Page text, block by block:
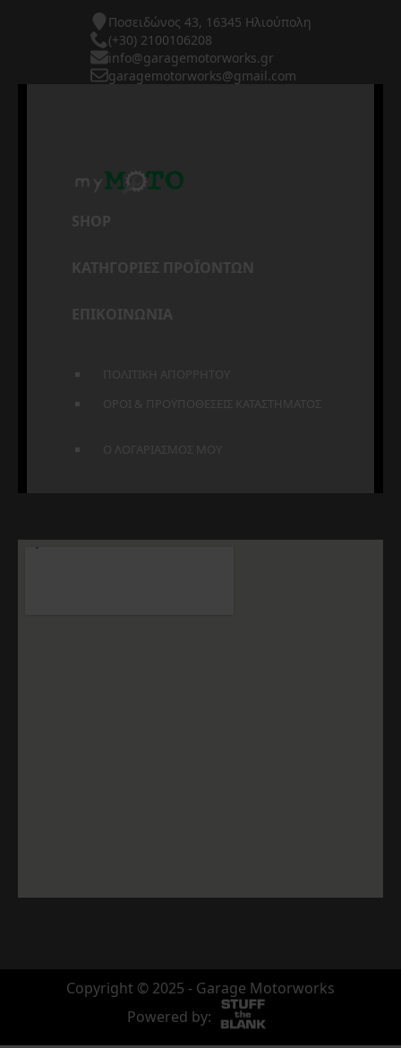
Ποσειδώνος 43, 16345 Ηλιούπολη
(+30) 2100106208
info@garagemotorworks.gr
garagemotorworks@gmail.com
SHOP
ΚΑΤΗΓΟΡΙΕΣ ΠΡΟΪΟΝΤΩΝ
ΕΠΙΚΟΙΝΩΝΙΑ
ΠΟΛΙΤΙΚΗ ΑΠΟΡΡΗΤΟΥ
ΟΡΟΙ & ΠΡΟΫΠΟΘΕΣΕΙΣ ΚΑΤΑΣΤΗΜΑΤΟΣ
Ο ΛΟΓΑΡΙΑΣΜΟΣ ΜΟΥ
Copyright © 2025 - Garage Motorworks
Powered by: